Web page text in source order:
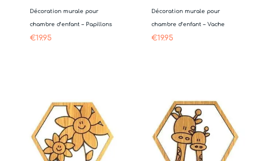
Décoration murale pour
chambre d’enfant – Papillons
€19.95
Décoration murale pour
chambre d’enfant – Vache
€19.95